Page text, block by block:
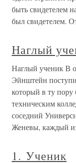
быть свидетелем
был свидетелем.
Наглый
Наглый ученик В
Эйнштейн
который в ту пору
техническим
соседний
Женевы, каждый
1. Ученик